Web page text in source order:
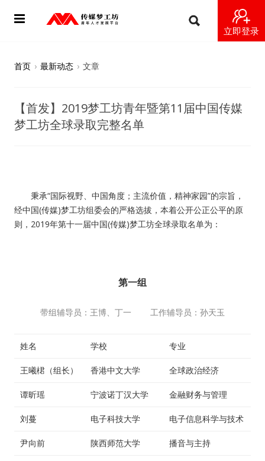
立即登录
导师
梦工坊视频
往届
逐梦2014
首页 › 最新动态 › 文章
【首发】2019梦工坊青年暨第11届中国传媒
梦工坊全球录取完整名单
秉承“国际视野、中国角度；主流价值，精神家园”的宗旨，
经中国(传媒)梦工坊组委会的严格选拔，本着公开公正公平的原
则，2019年第十一届中国(传媒)梦工坊全球录取名单为：
第一组
带组辅导员：王博、丁一 工作辅导员：孙天玉
姓名 学校 专业
王曦桾（组长） 香港中文大学 全球政治经济
谭昕瑶 宁波诺丁汉大学 金融财务与管理
刘蔓 电子科技大学 电子信息科学与技术
尹向前 陕西师范大学 播音与主持